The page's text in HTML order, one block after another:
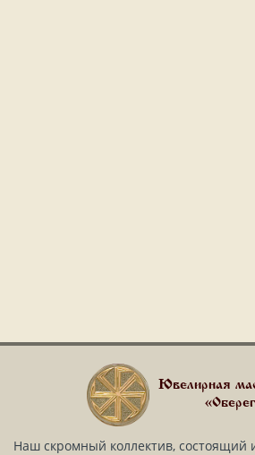
Ювелирная
Наш скромный коллектив, состоящий